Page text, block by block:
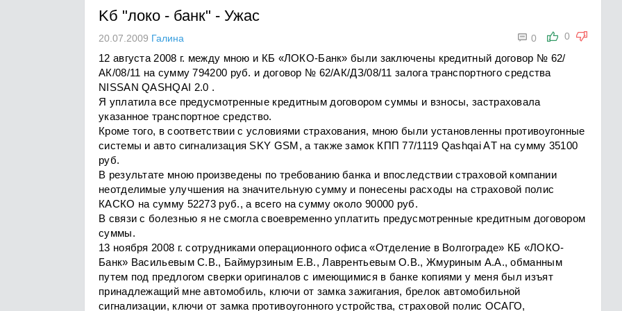
Kб "локо - банк" - Ужас
0
 0
20.07.2009 Галина
12 августа 2008 г. между мною и КБ «ЛОКО-Банк» были заключены кредитный договор № 62/
АК/08/11 на сумму 794200 руб. и договор № 62/АК/ДЗ/08/11 залога транспортного средства
NISSAN QASHQAI 2.0 .
Я уплатила все предусмотренные кредитным договором суммы и взносы, застраховала
указанное транспортное средство.
Кроме того, в соответствии с условиями страхования, мною были установленны противоугонные
системы и авто сигнализация SKY GSM, а также замок КПП 77/1119 Qashqai AТ на сумму 35100
руб.
В результате мною произведены по требованию банка и впоследствии страховой компании
неотделимые улучшения на значительную сумму и понесены расходы на страховой полис
КАСКО на сумму 52273 руб., а всего на сумму около 90000 руб.
В связи с болезнью я не смогла своевременно уплатить предусмотренные кредитным договором
суммы.
13 ноября 2008 г. сотрудниками операционного офиса «Отделение в Волгограде» КБ «ЛОКО-
Банк» Васильевым С.В., Баймурзиным Е.В., Лаврентьевым О.В., Жмуриным А.А., обманным
путем под предлогом сверки оригиналов с имеющимися в банке копиями у меня был изъят
принадлежащий мне автомобиль, ключи от замка зажигания, брелок автомобильной
сигнализации, ключи от замка противоугонного устройства, страховой полис ОСАГО,